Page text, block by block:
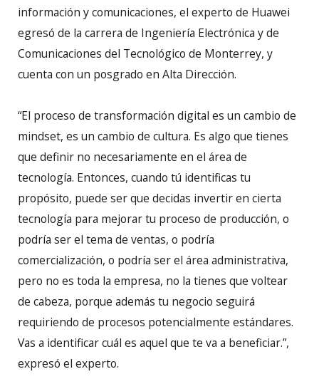
información y comunicaciones, el experto de Huawei
egresó de la carrera de Ingeniería Electrónica y de
Comunicaciones del Tecnológico de Monterrey, y
cuenta con un posgrado en Alta Dirección.
“El proceso de transformación digital es un cambio de
mindset, es un cambio de cultura. Es algo que tienes
que definir no necesariamente en el área de
tecnología. Entonces, cuando tú identificas tu
propósito, puede ser que decidas invertir en cierta
tecnología para mejorar tu proceso de producción, o
podría ser el tema de ventas, o podría
comercialización, o podría ser el área administrativa,
pero no es toda la empresa, no la tienes que voltear
de cabeza, porque además tu negocio seguirá
requiriendo de procesos potencialmente estándares.
Vas a identificar cuál es aquel que te va a beneficiar.”,
expresó el experto.